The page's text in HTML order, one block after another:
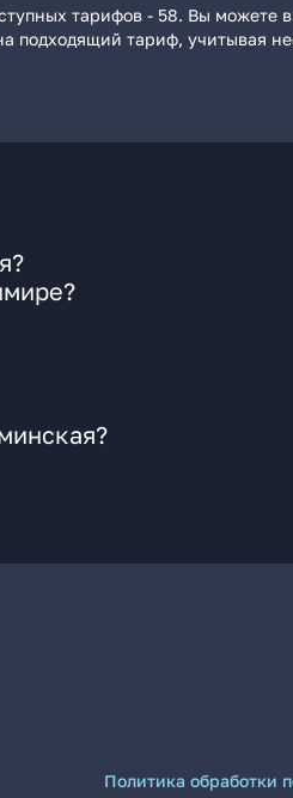
тарифов - 58. Вы можете
подходящий тариф, учитывая
Политика обработки